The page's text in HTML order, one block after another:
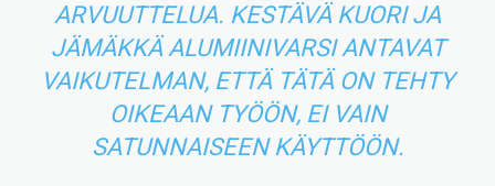
ARVUUTTELUA. KESTÄVÄ KUORI JA
JÄMÄKKÄ ALUMIINIVARSI ANTAVAT
VAIKUTELMAN, ETTÄ TÄTÄ ON TEHTY
OIKEAAN TYÖÖN, EI VAIN
SATUNNAISEEN KÄYTTÖÖN.